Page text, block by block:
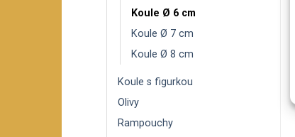
Koule Ø 6 cm
Koule Ø 7 cm
Koule Ø 8 cm
Koule s figurkou
Olivy
Rampouchy